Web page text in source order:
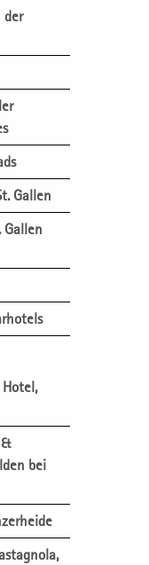
der
Gallen
Gallen
bei